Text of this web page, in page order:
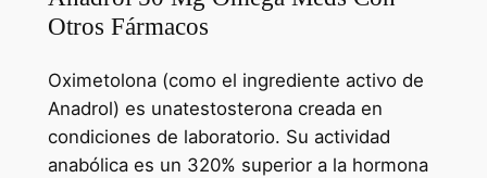
Otros Fármacos
Oximetolona (como el ingrediente activo de
Anadrol) es unatestosterona creada en
condiciones de laboratorio. Su actividad
anabólica es un 320% superior a la hormona